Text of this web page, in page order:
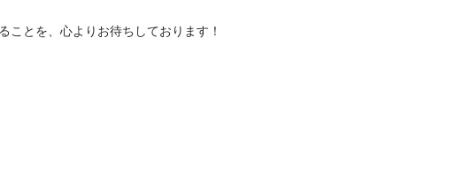
ことを、心よりお待ちしております！